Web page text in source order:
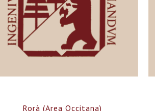
Rorà (Area Occitana)